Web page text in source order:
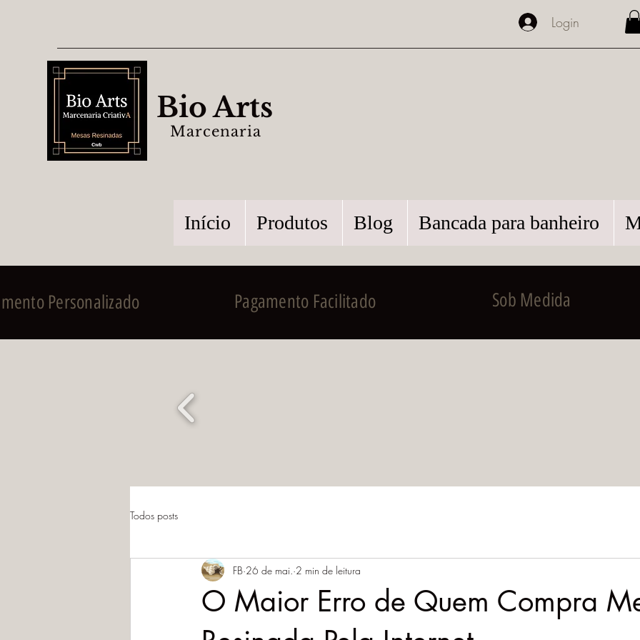
Login
Bio Arts
Marcenaria
Início Produtos Blog Bancada para banheiro
Personalizado Pagamento Facilitado Sob Medida
Todos posts
O Maior Erro de Quem Compra
FB 26 de mai. 2 min de leitura